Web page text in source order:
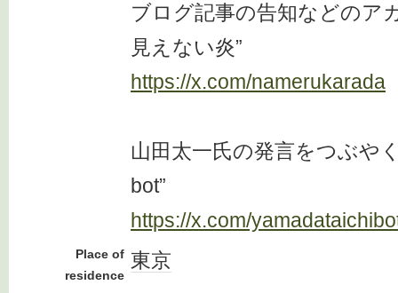
ブログ記事の告知などのア
見えない炎”
https://x.com/namerukarada
山田太一氏の発言をつぶや
bot”
https://x.com/
Place of
residence
東京